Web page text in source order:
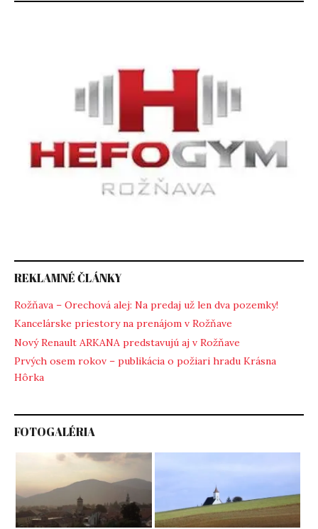
REKLAMNÉ ČLÁNKY
Rožňava – Orechová alej: Na predaj už len dva pozemky!
Kancelárske priestory na prenájom v Rožňave
Nový Renault ARKANA predstavujú aj v Rožňave
Prvých osem rokov – publikácia o požiari hradu Krásna
Hôrka
FOTOGALÉRIA